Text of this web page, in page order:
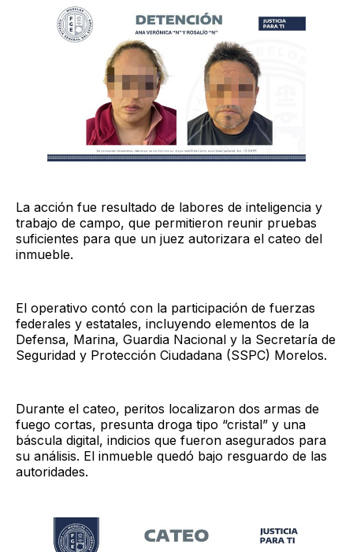
La acción fue resultado de labores de inteligencia y
trabajo de campo, que permitieron reunir pruebas
suficientes para que un juez autorizara el cateo del
inmueble.
El operativo contó con la participación de fuerzas
federales y estatales, incluyendo elementos de la
Defensa, Marina, Guardia Nacional y la Secretaría de
Seguridad y Protección Ciudadana (SSPC) Morelos.
Durante el cateo, peritos localizaron dos armas de
fuego cortas, presunta droga tipo “cristal” y una
báscula digital, indicios que fueron asegurados para
su análisis. El inmueble quedó bajo resguardo de las
autoridades.